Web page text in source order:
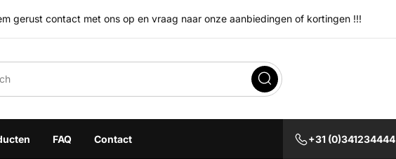
gerust contact met ons op en vraag naar onze aanbiedingen of kortingen !!!
FAQ Contact +31 (0)341234444